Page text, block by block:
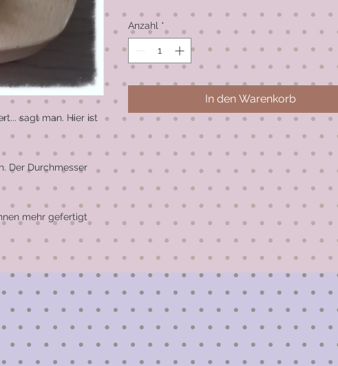
sagt man. Hier ist
Der Durchmesser
mehr gefertigt
Anzahl *
In den Warenkorb